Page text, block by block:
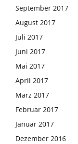
September 2017
August 2017
Juli 2017
Juni 2017
Mai 2017
April 2017
März 2017
Februar 2017
Januar 2017
Dezember 2016